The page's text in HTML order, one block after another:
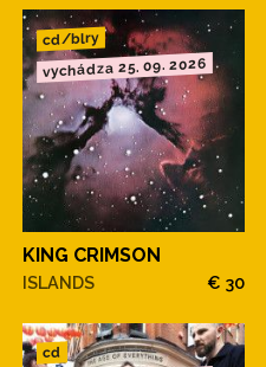
cd/blry
vychádza 25. 09. 2026
KING CRIMSON
ISLANDS € 30
cd